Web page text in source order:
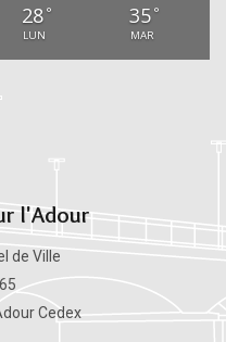
28 °
LUN
35 °
MAR
l'Adour
de Ville
Cedex